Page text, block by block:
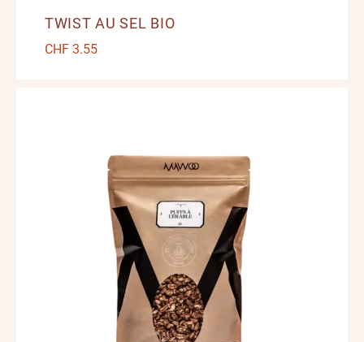
TWIST AU SEL BIO
CHF3.55